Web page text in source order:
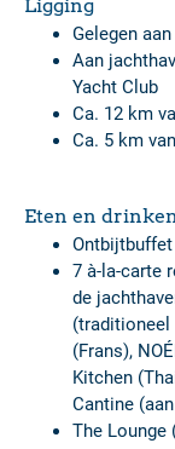
Ligging
Gelegen
Aan
Yacht Club
Ca. 12 km
Ca. 5 km
Eten en
7 à-la-carte
de
(traditioneel
(Frans),
Kitchen
Cantine
The Lounge